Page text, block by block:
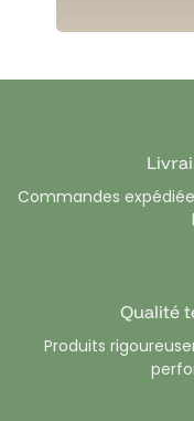
Commandes
Qualité
Produits